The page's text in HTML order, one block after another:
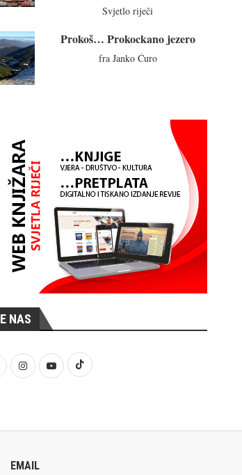
Svjetlo riječi
Prokoš… Prokockano jezero
fra Janko Ćuro
NAS
EMAIL